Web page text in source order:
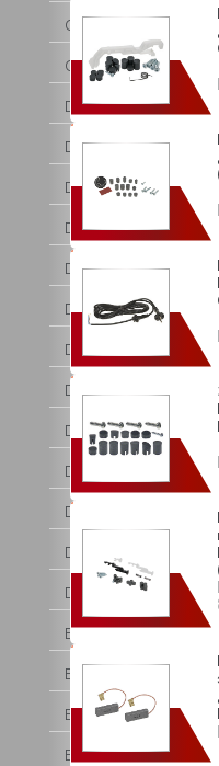
CUNILL
CUPPONE
DANLER
DANUBE
DE VECCHI
DEBAG
DELL ORO
DERBY
DIHR
DIRMAK
DISTFORM
DOLPHIN
DOMINATOR
DRY AGER
DYNAMIC
EKSI
ELECTROLUX
ELETTROBAR
ELFRAMO